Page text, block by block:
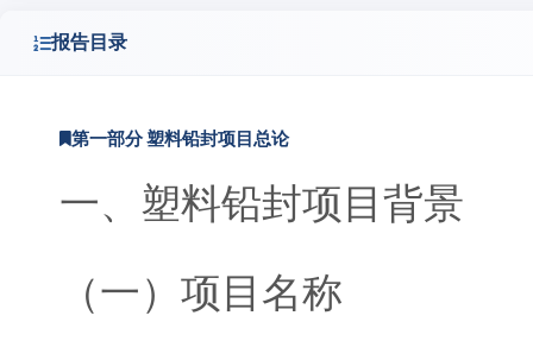
报告目录
第一部分 塑料铅封项目总论
一、塑料铅封项目背景
（一）项目名称